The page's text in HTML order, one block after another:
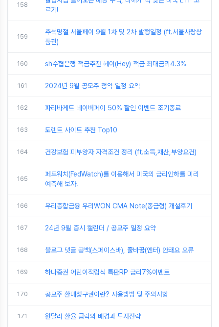
158
르기!
159
추석명절 서울페이 9월 1차 및 2차 발행일정 (ft.서울사랑상
품권)
160 sh수협은행 적금추천 헤이(Hey) 적금 최대금리4.3%
161 2024년 9월 공모주 청약 일정 요약
162 파리바게트 네이버페이 50% 할인 이벤트 조기종료
163 토렌트 사이트 추천 Top10
164 건강보험 피부양자 자격조건 정리 (ft.소득,재산,부양요건)
165
페드워치(FedWatch)를 이용해서 미국의 금리인하를 미리
예측해 보자.
166 우리종합금융 우리WON CMA Note(종금형) 개설후기
167 24년 9월 증시 캘린더 / 공모주 일정 요약
168 블로그 댓글 공백(스페이스바), 줄바꿈(엔터) 안돼요 오류
169 하나증권 어린이적립식 특판RP 금리7%이벤트
170 공모주 환매청구권이란? 사용방법 및 주의사항
171 원달러 환율 급락의 배경과 투자전략